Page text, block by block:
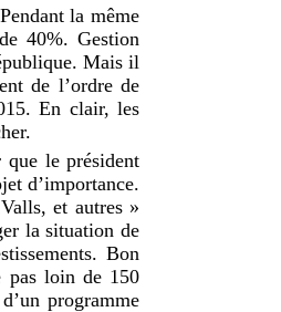
la même
40%. Gestion
Mais il
de l’ordre de
En clair, les
le président
d’importance.
et autres »
la situation de
Bon
pas loin de 150
programme